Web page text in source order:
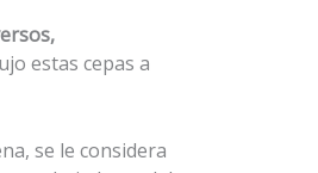
estas cepas a
se le considera